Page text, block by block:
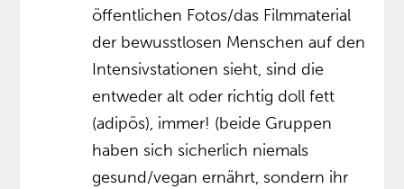
öffentlichen Fotos/das Filmmaterial
der bewusstlosen Menschen auf den
Intensivstationen sieht, sind die
entweder alt oder richtig doll fett
(adipös), immer! (beide Gruppen
haben sich sicherlich niemals
gesund/vegan ernährt, sondern ihr